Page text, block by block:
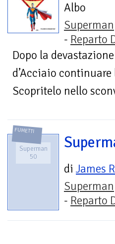
Albo
Superman
- Reparto
Dopo la
d’Acciaio
Scopritelo nello
FUMETTI
Superman
50
di James
Superman
- Reparto